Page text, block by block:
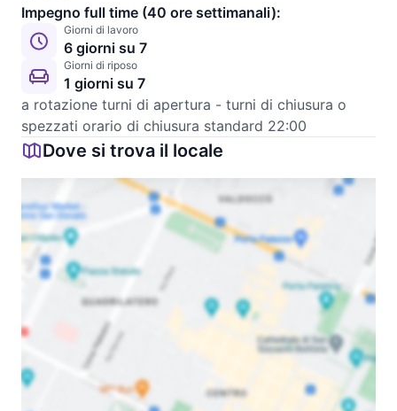
Impegno full time (40 ore settimanali):
Giorni di lavoro
6 giorni su 7
Giorni di riposo
1 giorni su 7
a rotazione turni di apertura - turni di chiusura o
spezzati orario di chiusura standard 22:00
Dove si trova il locale